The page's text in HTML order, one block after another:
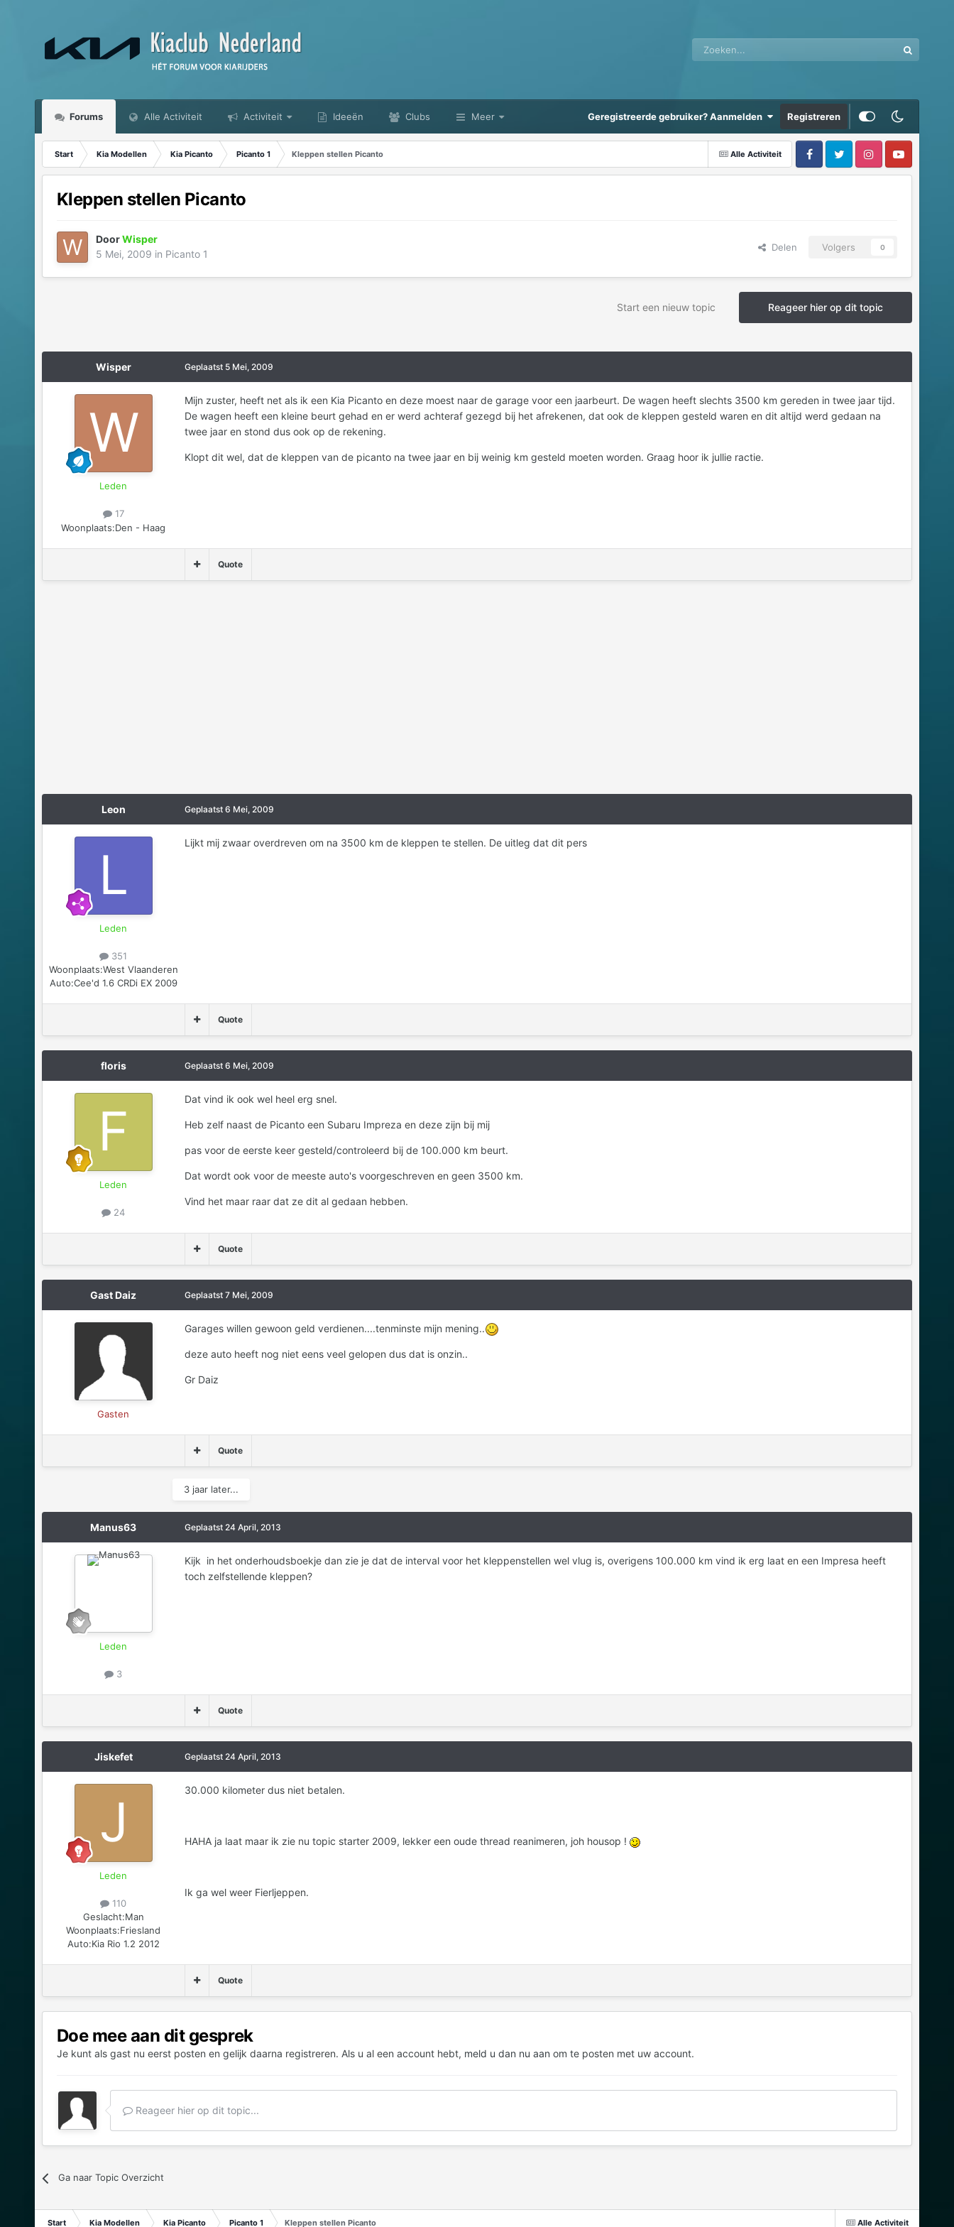
Forums Alle Activiteit Activiteit Ideeën Clubs Meer Geregistreerde gebruiker? Aanmelden Registreren
Alle Activiteit
Start Kia Modellen Kia Picanto Picanto 1 Kleppen stellen Picanto
Kleppen stellen Picanto
DoorWisper
5 Mei, 2009 in Picanto 1
Delen Volgers 0
Reageer hier op dit topic
Start een nieuw topic
Wisper
Leden
17
Woonplaats:Den - Haag
Geplaatst 5 Mei, 2009
Mijn zuster, heeft net als ik een Kia Picanto en deze moest naar de garage voor een jaarbeurt. De wagen heeft slechts 3500 km gereden in twee jaar tijd.
De wagen heeft een kleine beurt gehad en er werd achteraf gezegd bij het afrekenen, dat ook de kleppen gesteld waren en dit altijd werd gedaan na
twee jaar en stond dus ook op de rekening.
Klopt dit wel, dat de kleppen van de picanto na twee jaar en bij weinig km gesteld moeten worden. Graag hoor ik jullie ractie.
Quote
Leon
Leden
351
Woonplaats:West Vlaanderen
Auto:Cee'd 1.6 CRDi EX 2009
Geplaatst 6 Mei, 2009
Lijkt mij zwaar overdreven om na 3500 km de kleppen te stellen. De uitleg dat dit pers
Quote
floris
Leden
24
Geplaatst 6 Mei, 2009
Dat vind ik ook wel heel erg snel.
Heb zelf naast de Picanto een Subaru Impreza en deze zijn bij mij
pas voor de eerste keer gesteld/controleerd bij de 100.000 km beurt.
Dat wordt ook voor de meeste auto's voorgeschreven en geen 3500 km.
Vind het maar raar dat ze dit al gedaan hebben.
Quote
Gast Daiz
Gasten
Geplaatst 7 Mei, 2009
Garages willen gewoon geld verdienen....tenminste mijn mening..
deze auto heeft nog niet eens veel gelopen dus dat is onzin..
Gr Daiz
Quote
3 jaar later...
Manus63
Leden
3
Geplaatst 24 April, 2013
Kijk in het onderhoudsboekje dan zie je dat de interval voor het kleppenstellen wel vlug is, overigens 100.000 km vind ik erg laat en een Impresa heeft
toch zelfstellende kleppen?
Quote
Jiskefet
Leden
110
Geslacht:Man
Woonplaats:Friesland
Auto:Kia Rio 1.2 2012
Geplaatst 24 April, 2013
30.000 kilometer dus niet betalen.
HAHA ja laat maar ik zie nu topic starter 2009, lekker een oude thread reanimeren, joh housop !
Ik ga wel weer Fierljeppen.
Quote
Doe mee aan dit gesprek
Je kunt als gast nu eerst posten en gelijk daarna registreren. Als u al een account hebt, meld u dan nu aan om te posten met uw account.
Reageer hier op dit topic...
Ga naar Topic Overzicht
Alle Activiteit
Start Kia Modellen Kia Picanto Picanto 1 Kleppen stellen Picanto